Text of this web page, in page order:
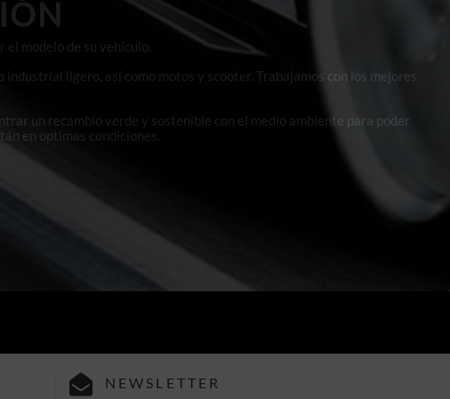
modelo de su vehículo.
ligero, así como motos y scooter. Trabajamos con los mejores
un recambio verde y sostenible con el medio ambiente para poder
en optimas condiciones.
NEWSLETTER